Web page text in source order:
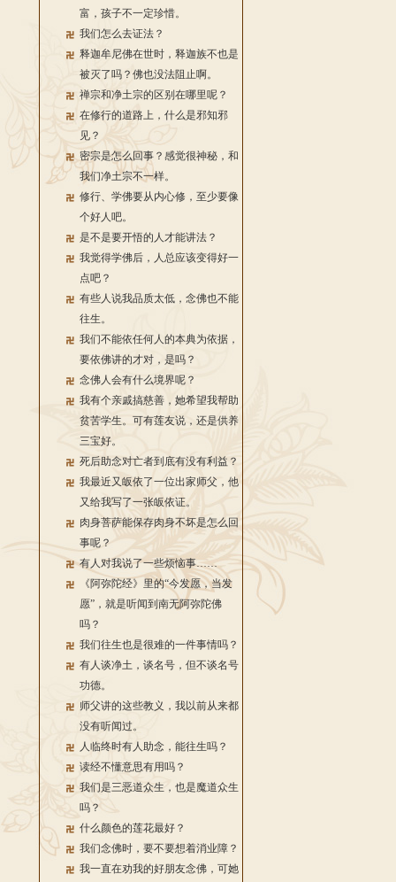
富，孩子不一定珍惜。
我们怎么去证法？
释迦牟尼佛在世时，释迦族不也是
被灭了吗？佛也没法阻止啊。
禅宗和净土宗的区别在哪里呢？
在修行的道路上，什么是邪知邪
见？
密宗是怎么回事？感觉很神秘，和
我们净土宗不一样。
修行、学佛要从内心修，至少要像
个好人吧。
是不是要开悟的人才能讲法？
我觉得学佛后，人总应该变得好一
点吧？
有些人说我品质太低，念佛也不能
往生。
我们不能依任何人的本典为依据，
要依佛讲的才对，是吗？
念佛人会有什么境界呢？
我有个亲戚搞慈善，她希望我帮助
贫苦学生。可有莲友说，还是供养
三宝好。
死后助念对亡者到底有没有利益？
我最近又皈依了一位出家师父，他
又给我写了一张皈依证。
肉身菩萨能保存肉身不坏是怎么回
事呢？
有人对我说了一些烦恼事……
《阿弥陀经》里的“今发愿，当发
愿”，就是听闻到南无阿弥陀佛
吗？
我们往生也是很难的一件事情吗？
有人谈净土，谈名号，但不谈名号
功德。
师父讲的这些教义，我以前从来都
没有听闻过。
人临终时有人助念，能往生吗？
读经不懂意思有用吗？
我们是三恶道众生，也是魔道众生
吗？
什么颜色的莲花最好？
我们念佛时，要不要想着消业障？
我一直在劝我的好朋友念佛，可她